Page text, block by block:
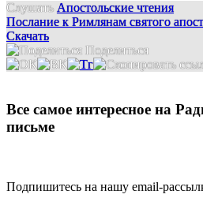
Слушать Апостольские чтения
Послание к Римлянам святого
Скачать
Поделиться
Все самое интересное на
письме
Подпишитесь на нашу email-